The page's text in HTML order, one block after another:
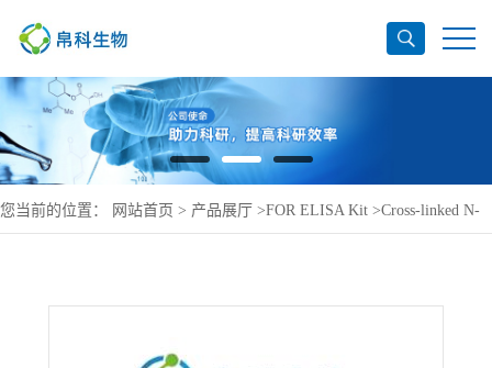
您当前的位置： 网站首页 > 产品展厅 >FOR ELISA Kit >Cross-linked N-